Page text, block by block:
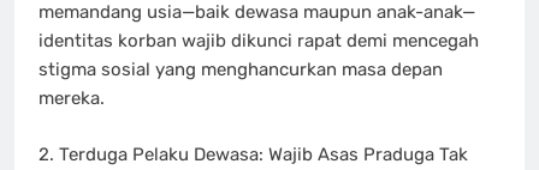
memandang usia—baik dewasa maupun anak-anak—
identitas korban wajib dikunci rapat demi mencegah
stigma sosial yang menghancurkan masa depan
mereka.
2. Terduga Pelaku Dewasa: Wajib Asas Praduga Tak